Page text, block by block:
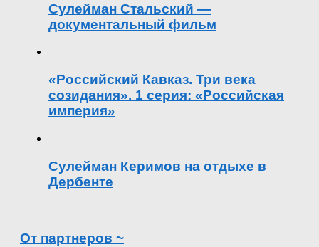
Сулейман Стальский —
документальный фильм
«Российский Кавказ. Три века
созидания». 1 серия: «Российская
империя»
Сулейман Керимов на отдыхе в
Дербенте
От партнеров ~